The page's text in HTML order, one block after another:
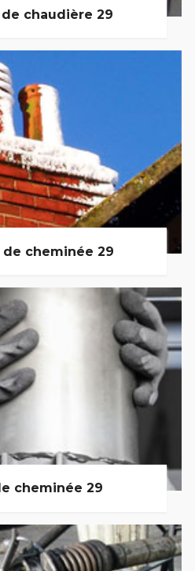
chaudière 29
de cheminée 29
cheminée 29